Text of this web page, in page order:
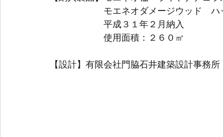
モエネオダメージウッド　ハッ
平成３１年２月納入
使用面積：２６０㎡
【設計】有限会社門脇石井建築設計事務所